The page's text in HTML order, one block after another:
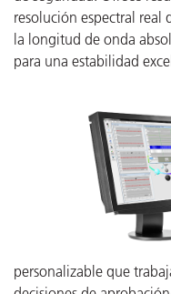
resolución espectral
la longitud de onda
para una estabilidad
personalizable que